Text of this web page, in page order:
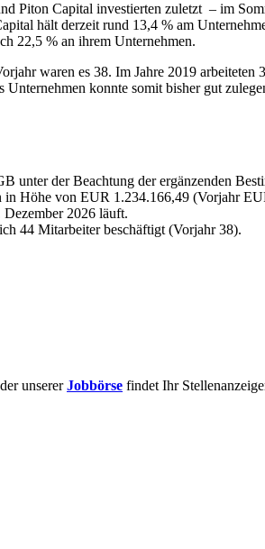
Piton Capital investierten zuletzt – im
hält derzeit rund 13,4 % am
22,5 % an ihrem Unternehmen.
waren es 38. Im Jahre 2019
konnte somit bisher gut
unter der Beachtung der ergänzenden
Höhe von EUR 1.234.166,49 (Vorjahr
2026 läuft.
44 Mitarbeiter beschäftigt (Vorjahr 38).
unsererJobbörse findet Ihr